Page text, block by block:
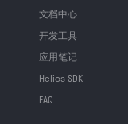
文档中心
开发工具
应用笔记
Helios SDK
FAQ